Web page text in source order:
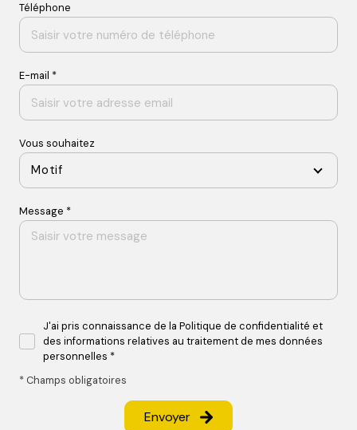
Téléphone
E-mail *
Vous souhaitez
Motif
Message *
J'ai pris connaissance de la Politique de confidentialité et
des informations relatives au traitement de mes données
personnelles *
* Champs obligatoires
Envoyer